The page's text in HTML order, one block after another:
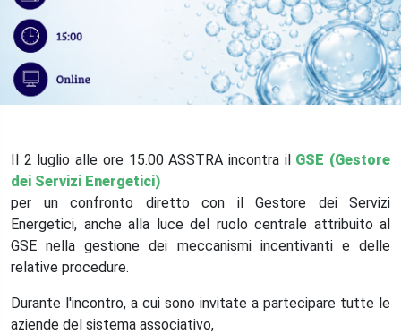
Il 2 luglio alle ore 15.00 ASSTRA incontra il GSE (Gestore
dei Servizi Energetici)
per un confronto diretto con il Gestore dei Servizi
Energetici, anche alla luce del ruolo centrale attribuito al
GSE nella gestione dei meccanismi incentivanti e delle
relative procedure.
Durante l'incontro, a cui sono invitate a partecipare tutte le
aziende del sistema associativo,